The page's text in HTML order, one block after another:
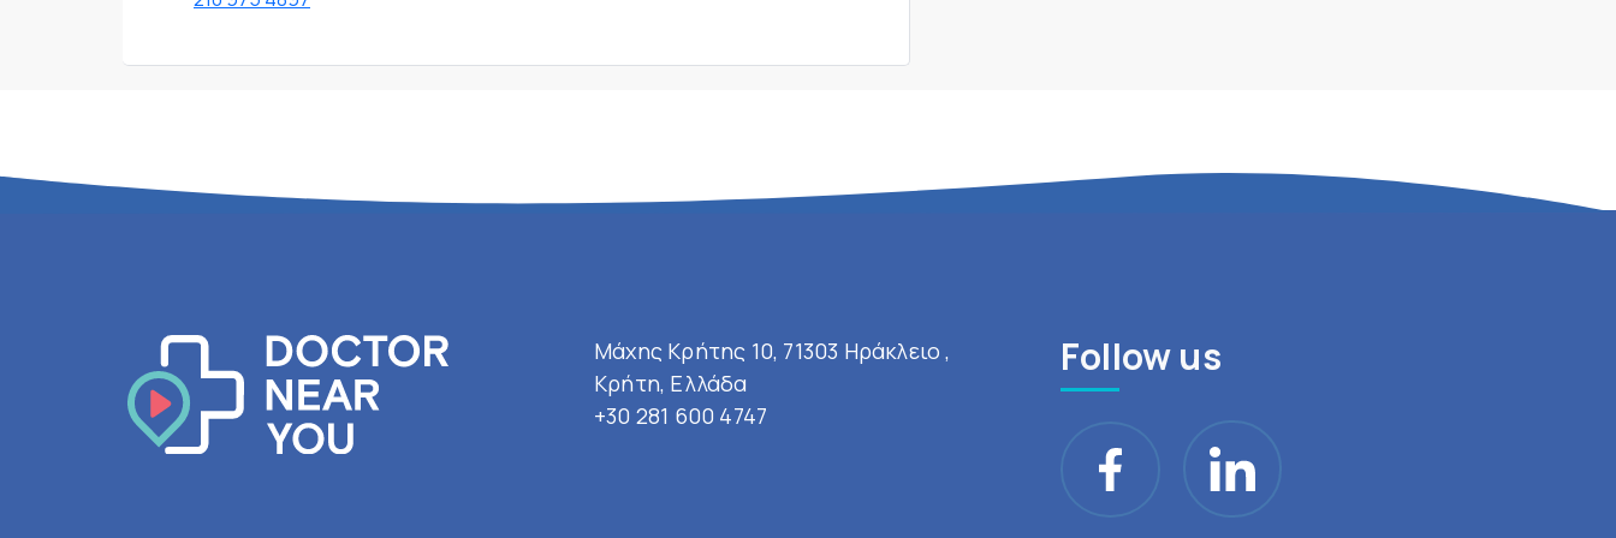
Μάχης Κρήτης 10, 71303 Ηράκλειο ,
Κρήτη, Ελλάδα
+30 281 600 4747
Follow us